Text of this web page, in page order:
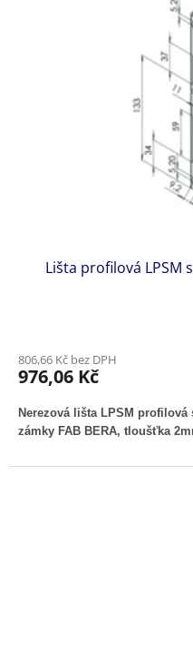
Lišta profilová LPSM
806,66 Kč bez DPH
976,06 Kč
Nerezová lišta LPSM
zámky FAB BERA, tloušťka